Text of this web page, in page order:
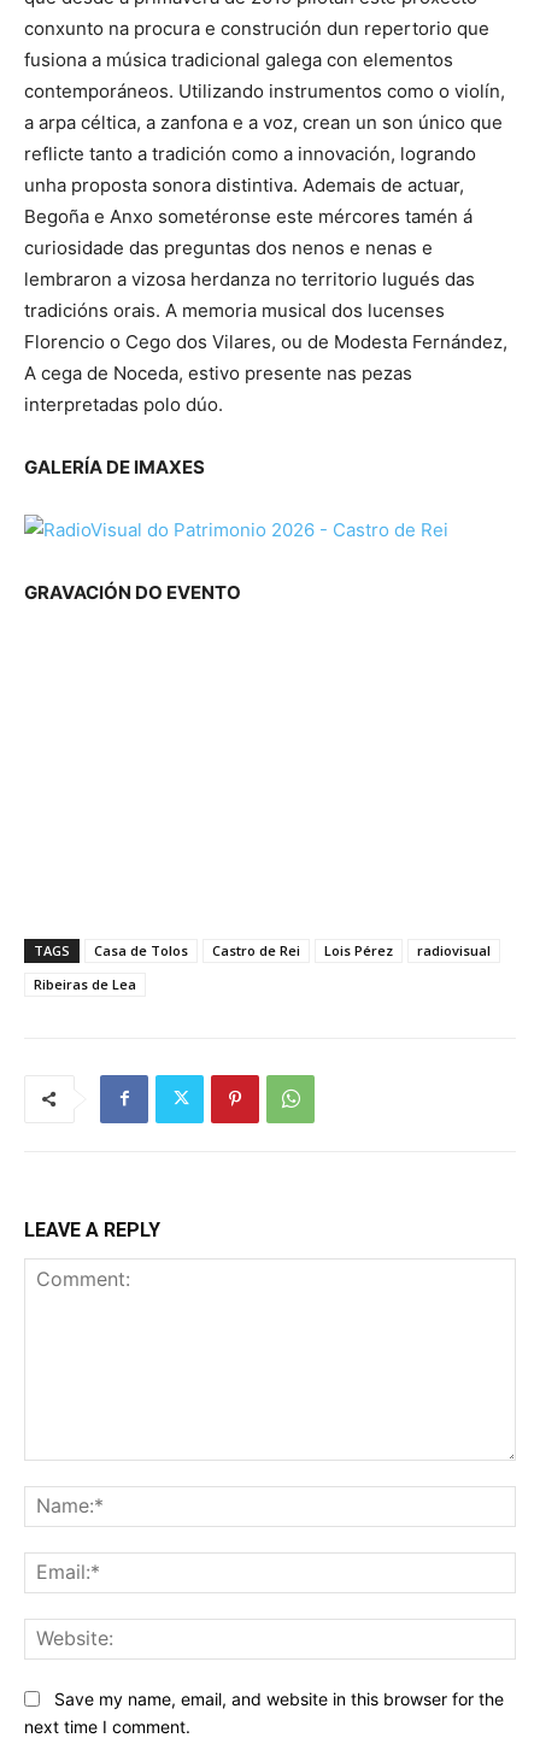
conxunto na procura e construción dun repertorio que
fusiona a música tradicional galega con elementos
contemporáneos. Utilizando instrumentos como o violín,
a arpa céltica, a zanfona e a voz, crean un son único que
reflicte tanto a tradición como a innovación, logrando
unha proposta sonora distintiva. Ademais de actuar,
Begoña e Anxo sometéronse este mércores tamén á
curiosidade das preguntas dos nenos e nenas e
lembraron a vizosa herdanza no territorio lugués das
tradicións orais. A memoria musical dos lucenses
Florencio o Cego dos Vilares, ou de Modesta Fernández,
A cega de Noceda, estivo presente nas pezas
interpretadas polo dúo.
GALERÍA DE IMAXES
GRAVACIÓN DO EVENTO
TAGS Casa de Tolos Castro de Rei Lois Pérez
radiovisual
Ribeiras de Lea
LEAVE A REPLY
Save my name, email, and website in this browser for the
next time I comment.